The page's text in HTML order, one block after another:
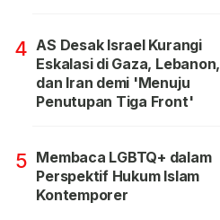
4 AS Desak Israel Kurangi
Eskalasi di Gaza, Lebanon,
dan Iran demi 'Menuju
Penutupan Tiga Front'
5 Membaca LGBTQ+ dalam
Perspektif Hukum Islam
Kontemporer